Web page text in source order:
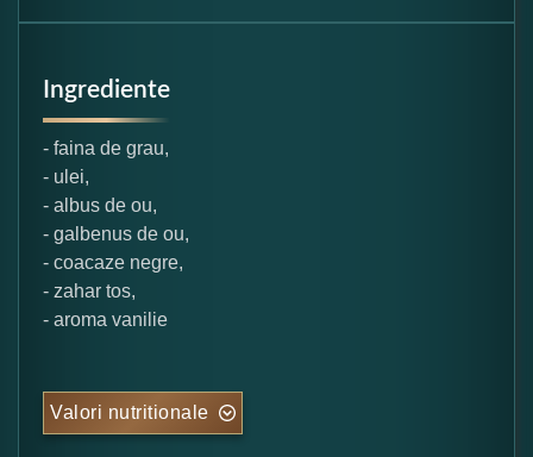
Ingrediente
- faina de grau,
- ulei,
- albus de ou,
- galbenus de ou,
- coacaze negre,
- zahar tos,
- aroma vanilie
Valori nutritionale